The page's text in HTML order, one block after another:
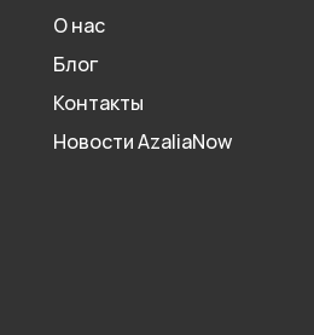
О нас
Блог
Контакты
Новости AzaliaNow